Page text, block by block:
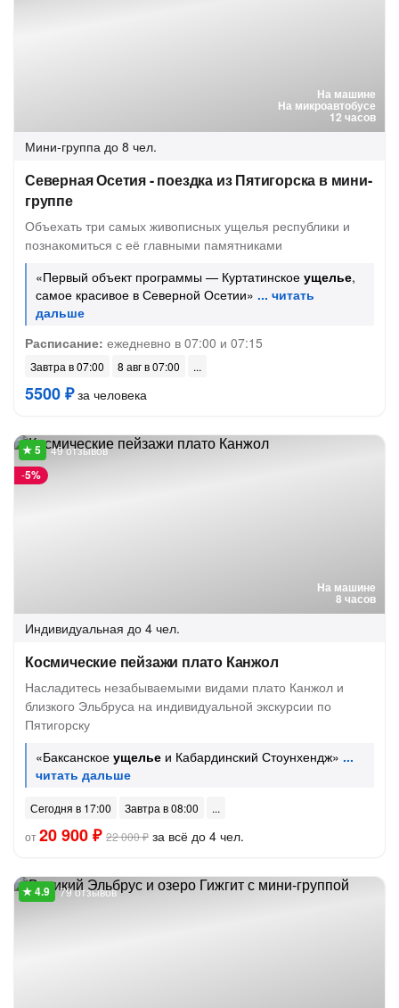
На машине
На микроавтобусе
12 часов
Мини-группа до 8 чел.
Северная Осетия - поездка из Пятигорска в мини-
группе
Объехать три самых живописных ущелья республики и
познакомиться с её главными памятниками
«Первый объект программы — Куртатинское ущелье,
самое красивое в Северной Осетии»
Расписание: ежедневно в 07:00 и 07:15
Завтра в 07:00 8 авг в 07:00
5500 ₽за человека
На машине
8 часов
-5%
49 отзывов
Индивидуальная до 4 чел.
Космические пейзажи плато Канжол
Насладитесь незабываемыми видами плато Канжол и
близкого Эльбруса на индивидуальной экскурсии по
Пятигорску
«Баксанское ущелье и Кабардинский Стоунхендж»
Сегодня в 17:00
Завтра в 08:00
от20 900 ₽ 22 000 ₽ за всё до 4 чел.
79 отзывов